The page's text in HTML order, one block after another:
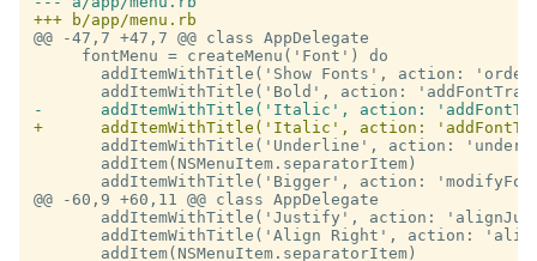
@@ -47,7 +47,7 @@ class AppDelegate
     fontMenu = createMenu('Font') do
addItemWithTitle('Show Fonts', action:
addItemWithTitle('Underline', action:
       addItem(NSMenuItem.separatorItem)
@@ -60,9 +60,11 @@ class AppDelegate
addItemWithTitle('Justify', action:
addItemWithTitle('Align Right', action: